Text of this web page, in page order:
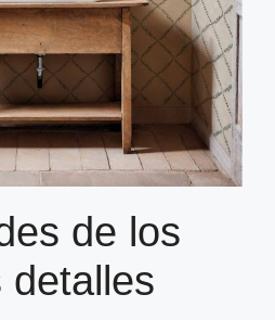
de los
detalles